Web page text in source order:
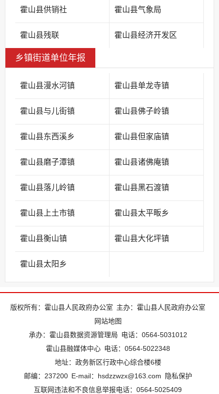
霍山县供销社 霍山县气象局
霍山县残联 霍山县经济开发区
乡镇街道单位年报
霍山县漫水河镇 霍山县单龙寺镇
霍山县与儿街镇 霍山县佛子岭镇
霍山县东西溪乡 霍山县但家庙镇
霍山县磨子潭镇 霍山县诸佛庵镇
霍山县落儿岭镇 霍山县黑石渡镇
霍山县上土市镇 霍山县太平畈乡
霍山县衡山镇 霍山县大化坪镇
霍山县太阳乡
版权所有：霍山县人民政府办公室 主办：霍山县人民政府办公室
网站地图
承办：霍山县数据资源管理局 电话：0564-5031012
霍山县融媒体中心 电话：0564-5022348
地址：政务新区行政中心综合楼6楼
邮编：237200 E-mail：hsdzzwzx@163.com
隐私保护
互联网违法和不良信息举报电话：0564-5025409